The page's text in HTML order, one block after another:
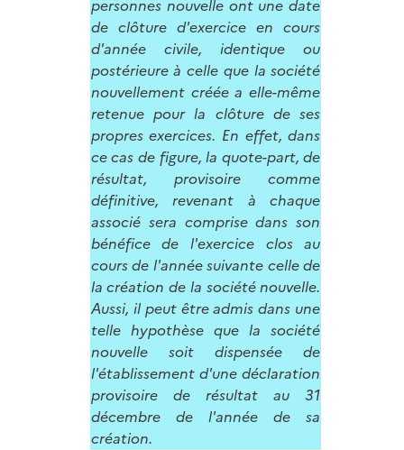
personnes nouvelle ont une date
de clôture d'exercice en cours
d'année civile, identique ou
postérieure à celle que la société
nouvellement créée a elle-même
retenue pour la clôture de ses
propres exercices. En effet, dans
ce cas de figure, la quote-part, de
résultat, provisoire comme
définitive, revenant à chaque
associé sera comprise dans son
bénéfice de l'exercice clos au
cours de l'année suivante celle de
la création de la société nouvelle.
Aussi, il peut être admis dans une
telle hypothèse que la société
nouvelle soit dispensée de
l'établissement d'une déclaration
provisoire de résultat au 31
décembre de l'année de sa
création.